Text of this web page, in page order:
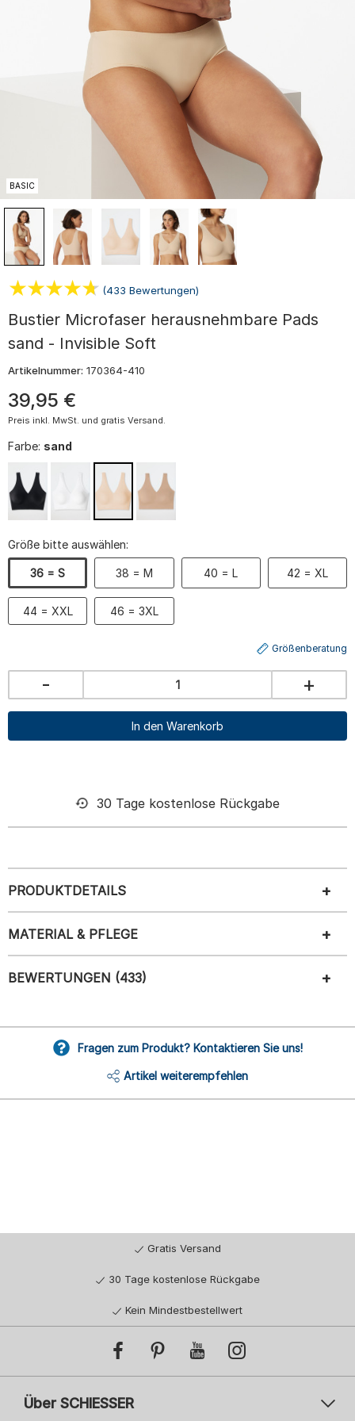
BASIC
(433 Bewertungen)
Bustier Microfaser herausnehmbare Pads
sand - Invisible Soft
Artikelnummer: 170364-410
39,95 €
Preis inkl. MwSt. und gratis Versand.
Farbe: sand
Größe bitte auswählen:
36 = S 38 = M 40 = L 42 = XL
44 = XXL 46 = 3XL
Größenberatung
- +
In den Warenkorb
30 Tage kostenlose Rückgabe
PRODUKTDETAILS
MATERIAL & PFLEGE
BEWERTUNGEN (433)
Fragen zum Produkt? Kontaktieren Sie uns!
Artikel weiterempfehlen
Gratis Versand
30 Tage kostenlose Rückgabe
Kein Mindestbestellwert
Über SCHIESSER